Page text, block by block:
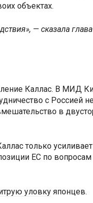
объектах.
— сказала
Каллас. В МИД
с Россией
в
только
ЕС по
уловку японцев.